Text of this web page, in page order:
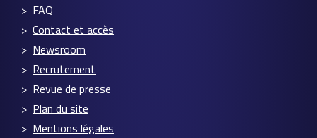
FAQ
Contact et accès
Newsroom
Recrutement
Revue de presse
Plan du site
Mentions légales